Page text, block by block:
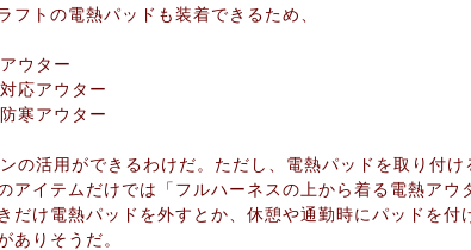
フトの電熱パッドも装着できるため、
ウター
応アウター
寒アウター
の活用ができるわけだ。ただし、電熱パッドを取り付け
アイテムだけでは「フルハーネスの上から着る電熱アウ
だけ電熱パッドを外すとか、休憩や通勤時にパッドを付
ありそうだ。